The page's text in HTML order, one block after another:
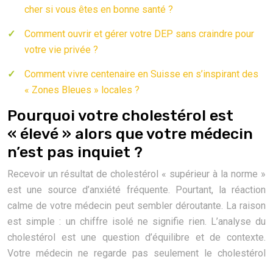
cher si vous êtes en bonne santé ?
Comment ouvrir et gérer votre DEP sans craindre pour
votre vie privée ?
Comment vivre centenaire en Suisse en s’inspirant des
« Zones Bleues » locales ?
Pourquoi votre cholestérol est
« élevé » alors que votre médecin
n’est pas inquiet ?
Recevoir un résultat de cholestérol « supérieur à la norme »
est une source d’anxiété fréquente. Pourtant, la réaction
calme de votre médecin peut sembler déroutante. La raison
est simple : un chiffre isolé ne signifie rien. L’analyse du
cholestérol est une question d’équilibre et de contexte.
Votre médecin ne regarde pas seulement le cholestérol